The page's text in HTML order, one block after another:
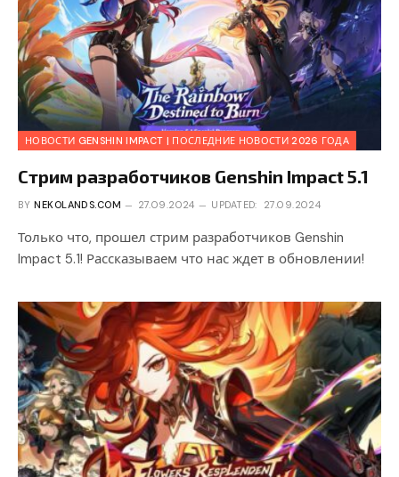
НОВОСТИ GENSHIN IMPACT | ПОСЛЕДНИЕ НОВОСТИ 2026 ГОДА
Стрим разработчиков Genshin Impact 5.1
BY NEKOLANDS.COM 27.09.2024 UPDATED: 27.09.2024
Только что, прошел стрим разработчиков Genshin
Impact 5.1! Рассказываем что нас ждет в обновлении!